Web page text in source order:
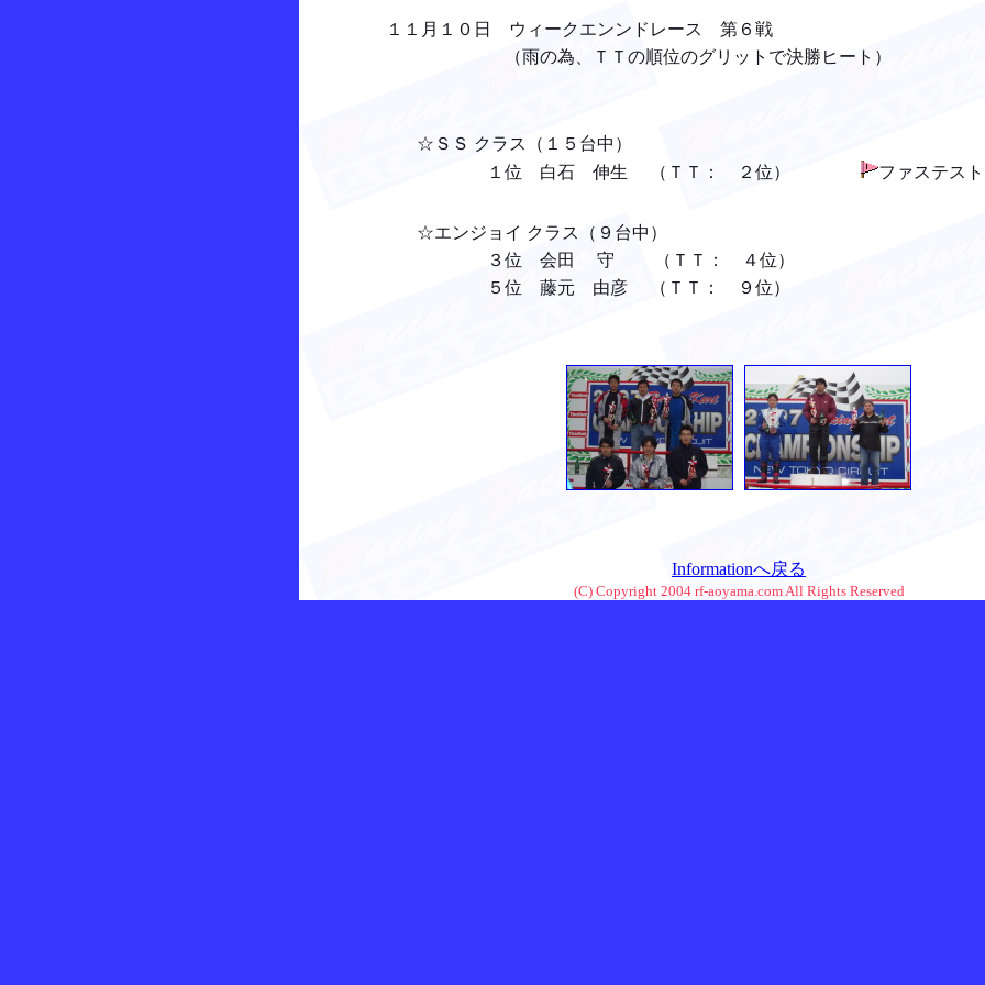
１１月１０日 ウィークエンンドレース 第６戦
（雨の為、ＴＴの順位のグリットで決勝ヒート）
☆ＳＳ クラス（１５台中）
１位 白石 伸生 （ＴＴ： ２位）
ファステス
☆エンジョイ クラス（９台中）
３位 会田 守 （ＴＴ： ４位）
５位 藤元 由彦 （ＴＴ： ９位）
Informationへ戻る
(C) Copyright 2004 rf-aoyama.com All Rights Reserved